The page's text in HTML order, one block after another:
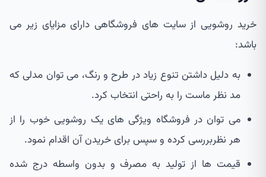
خرید روشویی از سایت های فروشگاهی دارای مزایای زیر می
باشد:
به دلیل داشتن تنوع زیاد در طرح و رنگ، می توان مدلی که
مد نظر ماست را به راحتی انتخاب کرد.
می توان در فروشگاه ویژگی های یک روشویی خوب را از
هر نظربررسی کرده و سپس برای خریدن آن اقدام نمود.
قیمت ها از تولید به مصرف و بدون واسطه درج شده